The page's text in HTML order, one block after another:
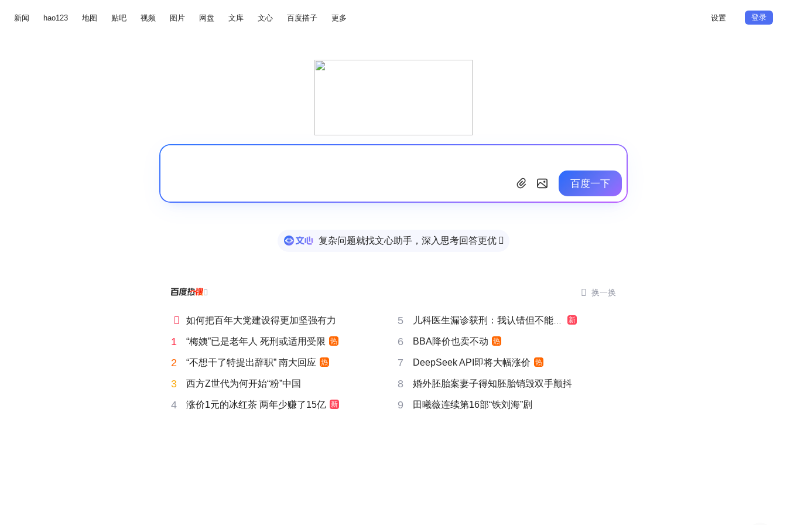
新闻 hao123 地图 贴吧 视频 图片 网盘 文库 文心 百度搭子 更多 设置 登录
百度一下
复杂问题就找文心助手，深入思考回答更优 
  换一换
 如何把百年大党建设得更加坚强有力 5 儿科医生漏诊获刑：我认错但不能认罪 新
1 “梅姨”已是老年人 死刑或适用受限 热 6 BBA降价也卖不动 热
2 “不想干了特提出辞职” 南大回应 热 7 DeepSeek API即将大幅涨价 热
3 西方Z世代为何开始“粉”中国 8 婚外胚胎案妻子得知胚胎销毁双手颤抖
4 涨价1元的冰红茶 两年少赚了15亿 新 9 田曦薇连续第16部“铁刘海”剧